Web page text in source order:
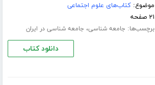
موضوع:کتاب‌های علوم اجتماعی
۲۱ صفحه
برچسب‌ها: جامعه شناسی، جامعه شناسی در ایران
دانلود کتاب